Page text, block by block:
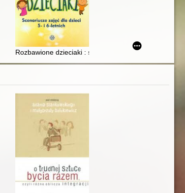
: 103 wierszyki i zabawy kształcące motorykę,
Rozbawione dzieciaki : scenariusze zajęć dla dzieci